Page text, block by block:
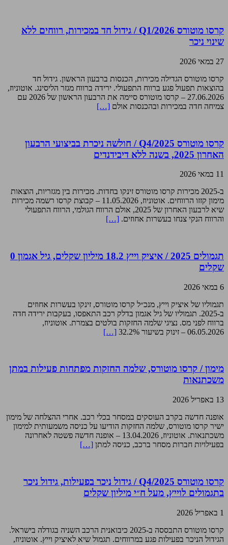
קרסו מוטורס Q1/2026 / גידול חד במכירות, רווחים ללא
שינוי ניכר
27 במאי 2026
קרסו מוטורס הגדילה מכירות, הכנסות ברבעון הראשון. גידול חד
בהוצאות תפעול פגע ברווח התפעולי. ירידה ברווח מגזר הליסינג. אוטוניוז,
27.06.2026 – קרסו מוטורס סיימה את הרבעון הראשון של 2026 עם
צמיחה חדה במכירות ובהכנסות אולם […]
קרסו מוטורס Q4/2025 / חולשה ניכרת בביצועי הרבעון
האחרון 2025, בשנה ללא דיבידנדים
11 במאי 2026
ב-2025 מכירות קרסו מוטורס זינקו בחדות. מכירות בין מגזריות, הוצאות
מימון קזזו הרווחים. אוטוניוז, 11.05.2026 – קבוצת קרסו רשמה מכירות
שיא לרבעון האחרון של 2025, אולם הרווח הגולמי, הרווח התפעולי
והרווח הנקי צנחו בעשרות אחוזים. […]
תגמולים 2025 / איציק וייץ 18.2 מיליון שקלים, גיל אגמון 0
שקלים
6 במאי 2026
תגמוליו של איציק וייץ, מנכ״ל קרסו מוטורס, זינקו בעשרות אחוזים
ב-2025. תגמוליו של גיל אגמון בדלק רכב התאפסו, בעקבות ירידה חדה
ברווח לפני מס. נציגי שלמה החזקות בולטים בצמרת. אוטוניוז,
06.05.2026 – זינוק בשיעור 32.2%
[…]
מימון / קרסו מוטורס, שלמה החזקות מפתחות פעילות במתן
משכתנאות
13 באפריל 2026
אופנה חדשה בקרב העוסקים במסחר בכלי רכב. אחרי ההצלחה של מימון
ישיר קרסו מוטורס, שלמה החזקות הודיעו על כניסה משמעותית למימון
משכתנאות. אוטוניוז, 13.04.2026 – אופנה חדשה פשטה לאחרונה
בפעילויות חברות מסחר ברכב, כניסה למתן […]
קרסו מוטורס Q4/2025 / גידול ניכר בפעילות, גידול ניכר
בתגמולים לוייץ, מעל ח״י מיליון שקלים
1 באפריל 2026
קרסו מוטורס התבססה ב-2025 כיבואנית הרכב השניה בגודלה בישראל.
הגידול הניכר בפעילות פגע במרווחים. תגמול שיא לאיציק וייץ. אוטוניוז,